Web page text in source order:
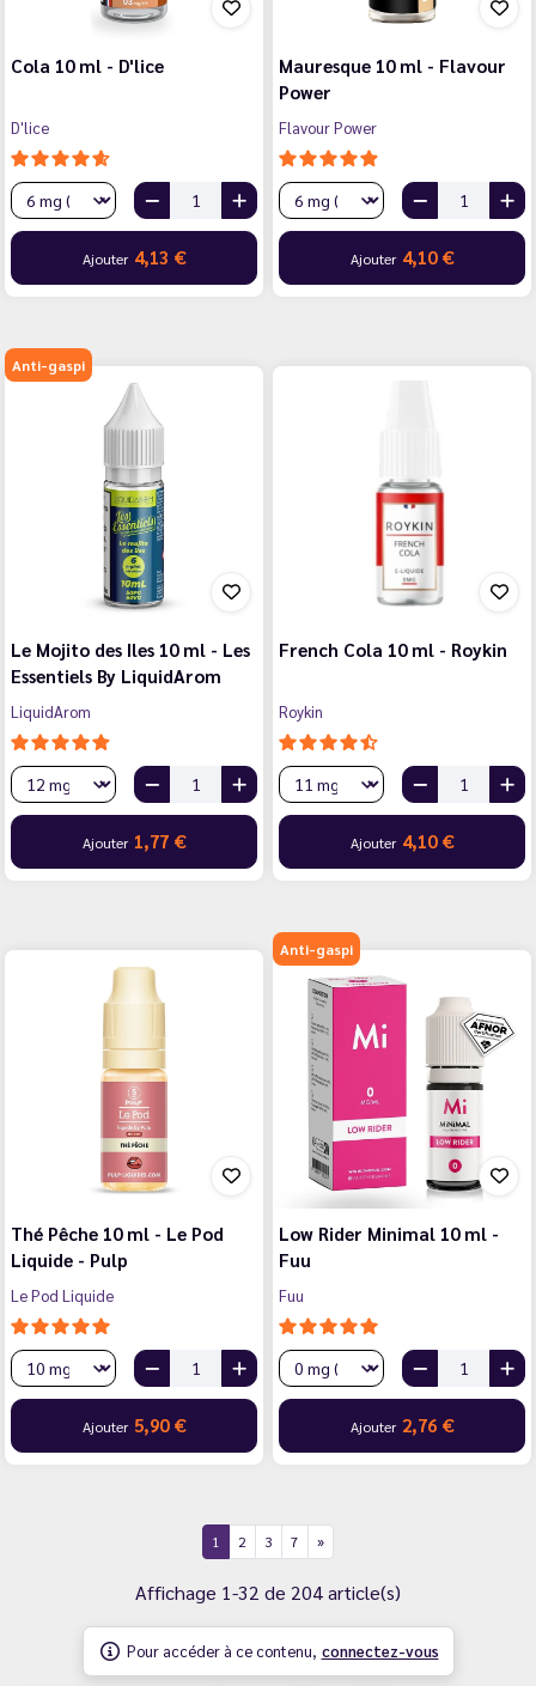
Cola 10 ml - D'lice
D'lice
Ajouter 4,13 €
Mauresque 10 ml - Flavour
Power
Flavour Power
Ajouter 4,10 €
Anti-gaspi
Le Mojito des Iles 10 ml - Les
Essentiels By LiquidArom
LiquidArom
Ajouter 1,77 €
French Cola 10 ml - Roykin
Roykin
Ajouter 4,10 €
Thé Pêche 10 ml - Le Pod
Liquide - Pulp
Le Pod Liquide
Ajouter 5,90 €
Anti-gaspi
Low Rider Minimal 10 ml -
Fuu
Fuu
Ajouter 2,76 €
1 2 3 7
Affichage 1-32 de 204 article(s)
Pour accéder à ce contenu, connectez-vous